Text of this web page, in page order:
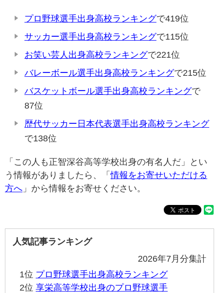
プロ野球選手出身高校ランキングで419位
サッカー選手出身高校ランキングで115位
お笑い芸人出身高校ランキングで221位
バレーボール選手出身高校ランキングで215位
バスケットボール選手出身高校ランキングで
87位
歴代サッカー日本代表選手出身高校ランキング
で138位
「この人も正智深谷高等学校出身の有名人だ」とい
う情報がありましたら、「情報をお寄せいただける
方へ 」から情報をお寄せください。
人気記事ランキング
2026年7月分集計
1位 プロ野球選手出身高校ランキング
2位 享栄高等学校出身のプロ野球選手